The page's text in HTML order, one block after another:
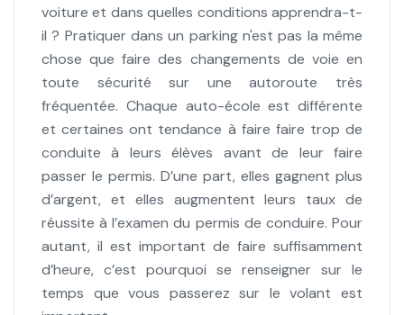
voiture et dans quelles conditions apprendra-t-
il ? Pratiquer dans un parking n'est pas la même
chose que faire des changements de voie en
toute sécurité sur une autoroute très
fréquentée. Chaque auto-école est différente
et certaines ont tendance à faire faire trop de
conduite à leurs élèves avant de leur faire
passer le permis. D’une part, elles gagnent plus
d’argent, et elles augmentent leurs taux de
réussite à l’examen du permis de conduire. Pour
autant, il est important de faire suffisamment
d’heure, c’est pourquoi se renseigner sur le
temps que vous passerez sur le volant est